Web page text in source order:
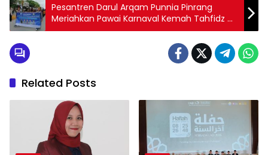
Pesantren Darul Arqam Punnia Pinrang
Meriahkan Pawai Karnaval Kemah Tahfidz &
Bahasa VIII
Related Posts